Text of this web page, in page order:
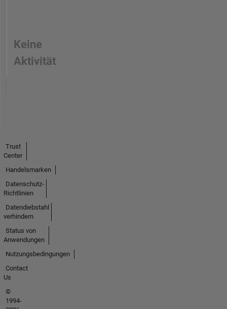
Keine
Aktivität
Trust
Center
Handelsmarken
Datenschutz-
Richtlinien
Datendiebstahl
verhindern
Status von
Anwendungen
Nutzungsbedingungen
Contact
Us
©
1994-